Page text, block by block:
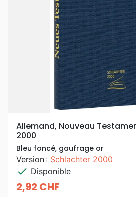
Allemand, Nouveau
2000
Bleu foncé, gaufrage or
Version : Schlachter 2000
check Disponible
Prix
2,92 CHF